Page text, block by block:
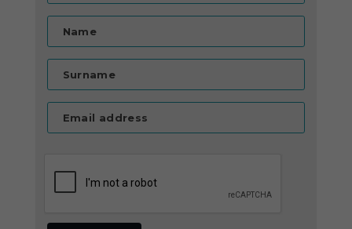
Name
Surname
Email address